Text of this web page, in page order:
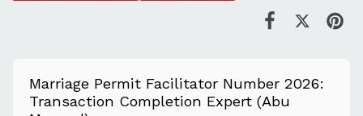
Marriage Permit Facilitator Number 2026:
Transaction Completion Expert (Abu